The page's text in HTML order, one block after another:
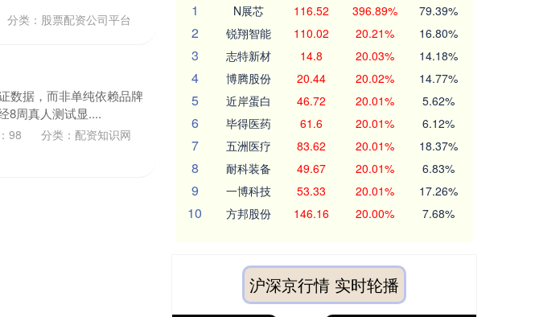
分类： 股票配资公司平台
数据，而非单纯依赖品牌
8周真人测试显....
98 分类： 配资知识网
1
N展芯 116.52 396.89% 79.39%
2 锐翔智能 110.02 20.21% 16.80%
3 志特新材 14.8 20.03% 14.18%
4 博腾股份 20.44 20.02% 14.77%
5 近岸蛋白 46.72 20.01% 5.62%
6 毕得医药 61.6 20.01% 6.12%
7 五洲医疗 83.62 20.01% 18.37%
8 耐科装备 49.67 20.01% 6.83%
9 一博科技 53.33 20.01% 17.26%
10 方邦股份 146.16 20.00% 7.68%
沪深京行情 实时轮播